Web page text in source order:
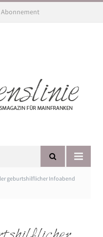
Abonnement
geburtshilflicher Infoabend